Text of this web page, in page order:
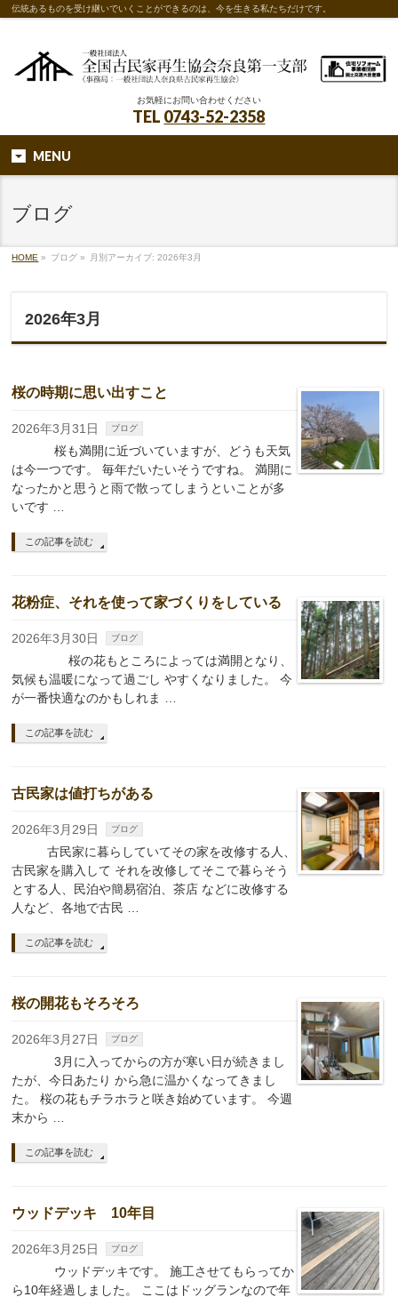
伝統あるものを受け継いでいくことができるのは、今を生きる私たちだけです。
お気軽にお問い合わせください
TEL 0743-52-2358
MENU
ブログ
HOME » ブログ » 月別アーカイブ: 2026年3月
2026年3月
桜の時期に思い出すこと
2026年3月31日 ブログ
桜も満開に近づいていますが、どうも天気
は今一つです。 毎年だいたいそうですね。 満開に
なったかと思うと雨で散ってしまうといことが多
いです …
この記事を読む
花粉症、それを使って家づくりをしている
2026年3月30日 ブログ
桜の花もところによっては満開となり、
気候も温暖になって過ごし やすくなりました。 今
が一番快適なのかもしれま …
この記事を読む
古民家は値打ちがある
2026年3月29日 ブログ
古民家に暮らしていてその家を改修する人、
古民家を購入して それを改修してそこで暮らそう
とする人、民泊や簡易宿泊、茶店 などに改修する
人など、各地で古民 …
この記事を読む
桜の開花もそろそろ
2026年3月27日 ブログ
3月に入ってからの方が寒い日が続きまし
たが、今日あたり から急に温かくなってきまし
た。 桜の花もチラホラと咲き始めています。 今週
末から …
この記事を読む
ウッドデッキ 10年目
2026年3月25日 ブログ
ウッドデッキです。 施工させてもらってか
ら10年経過しました。 ここはドッグランなので年